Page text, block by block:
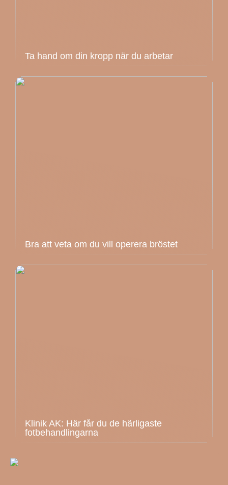
Ta hand om din kropp när du arbetar
Bra att veta om du vill operera bröstet
Klinik AK: Här får du de härligaste
fotbehandlingarna